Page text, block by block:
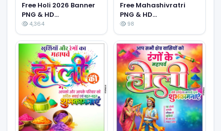
Free Holi 2026 Banner
PNG & HD
Backgrounds for
Editing
4,364
Free Mahashivratri
PNG & HD
Backgrounds for
Poster Editing
98